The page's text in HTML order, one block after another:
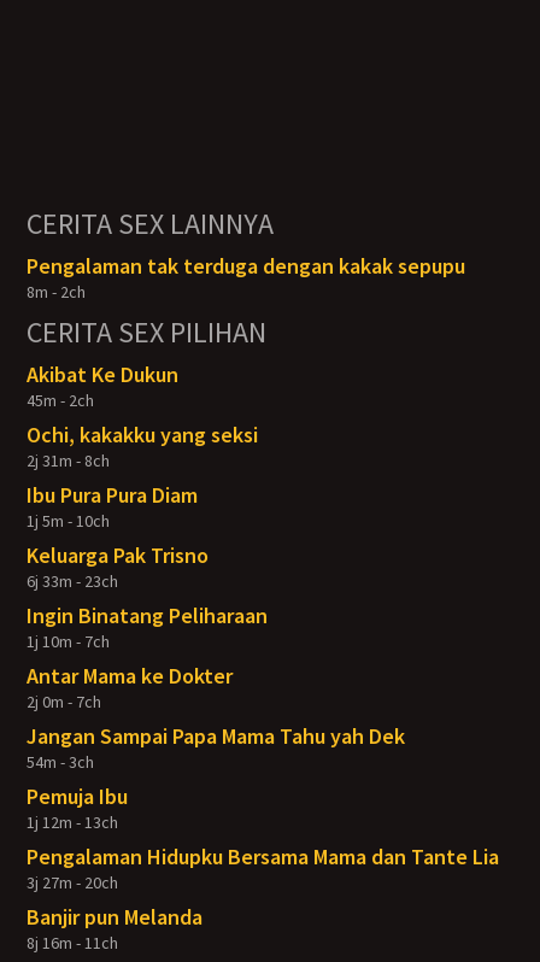
CERITA SEX LAINNYA
Pengalaman tak terduga dengan kakak sepupu
8m - 2ch
CERITA SEX PILIHAN
Akibat Ke Dukun
45m - 2ch
Ochi, kakakku yang seksi
2j 31m - 8ch
Ibu Pura Pura Diam
1j 5m - 10ch
Keluarga Pak Trisno
6j 33m - 23ch
Ingin Binatang Peliharaan
1j 10m - 7ch
Antar Mama ke Dokter
2j 0m - 7ch
Jangan Sampai Papa Mama Tahu yah Dek
54m - 3ch
Pemuja Ibu
1j 12m - 13ch
Pengalaman Hidupku Bersama Mama dan Tante Lia
3j 27m - 20ch
Banjir pun Melanda
8j 16m - 11ch